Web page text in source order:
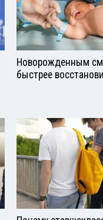
Новорожденным
быстрее